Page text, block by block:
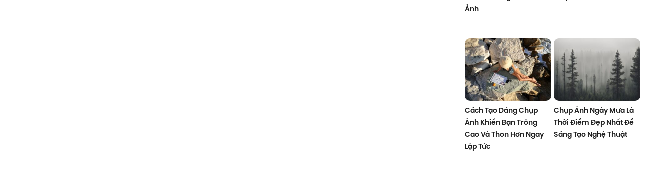
Ảnh
Cách Tạo Dáng Chụp
Ảnh Khiến Bạn Trông
Cao Và Thon Hơn Ngay
Lập Tức
Chụp Ảnh Ngày Mưa Là
Thời Điểm Đẹp Nhất Để
Sáng Tạo Nghệ Thuật